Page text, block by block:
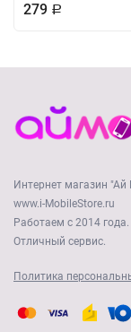
279 Р
Интернет магазин
www.i-MobileStore.ru
Работаем с 2014
Отличный сервис.
Политика